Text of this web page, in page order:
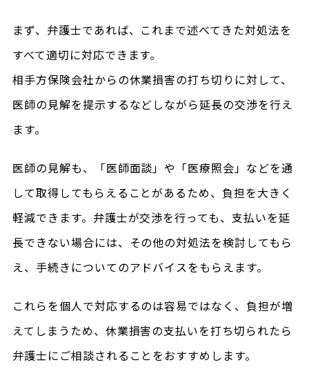
まず、弁護士であれば、これまで述べてきた対処法を
すべて適切に対応できます。
相手方保険会社からの休業損害の打ち切りに対して、
医師の見解を提示するなどしながら延長の交渉を行え
ます。
医師の見解も、「医師面談」や「医療照会」などを通
して取得してもらえることがあるため、負担を大きく
軽減できます。弁護士が交渉を行っても、支払いを延
長できない場合には、その他の対処法を検討してもら
え、手続きについてのアドバイスをもらえます。
これらを個人で対応するのは容易ではなく、負担が増
えてしまうため、休業損害の支払いを打ち切られたら
弁護士にご相談されることをおすすめします。